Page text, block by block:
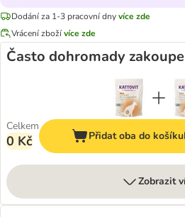
Dodání za 1-3 pracovní dnyvíce zde
Vrácení zbožívíce zde
Často dohromady
Celkem
0 Kč Přidat oba do košíku
Zobrazit